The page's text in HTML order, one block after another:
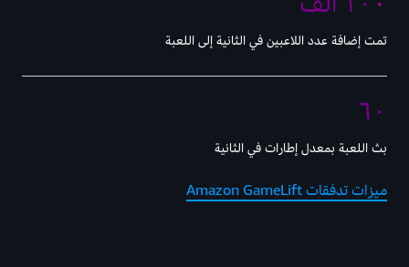
تمت إضافة عدد اللاعبين في الثانية إلى اللعبة
٦٠
بث اللعبة بمعدل إطارات في الثانية
ميزات تدفقات Amazon GameLift